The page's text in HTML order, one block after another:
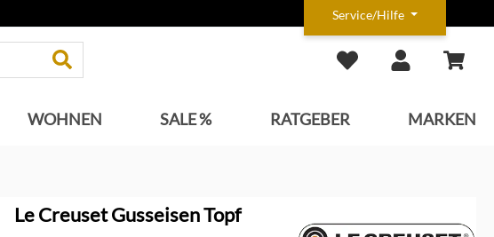
Service/Hilfe
WOHNEN SALE % RATGEBER MARKEN
Le Creuset Gusseisen Topf